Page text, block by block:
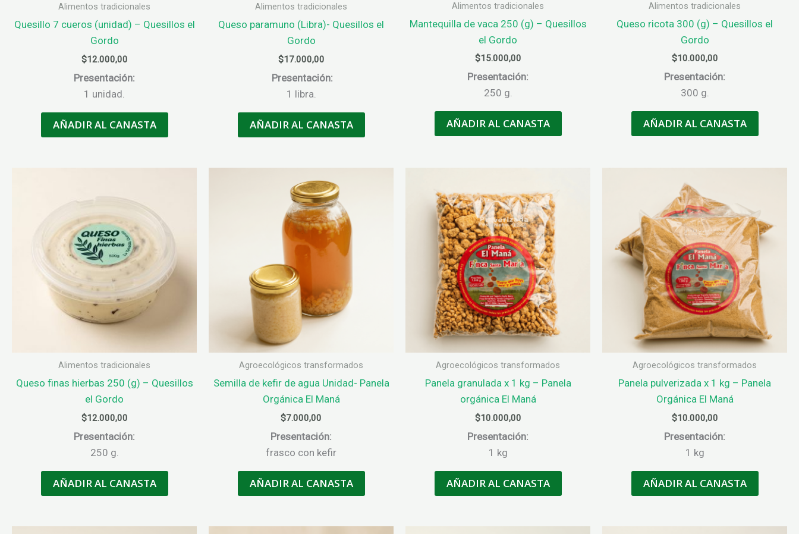
Alimentos tradicionales
Quesillo 7 cueros (unidad) – Quesillos el
Gordo
$12.000,00
Presentación:
1 unidad.
AÑADIR AL CANASTA
Alimentos tradicionales
Queso paramuno (Libra)- Quesillos el
Gordo
$17.000,00
Presentación:
1 libra.
AÑADIR AL CANASTA
Alimentos tradicionales
Mantequilla de vaca 250 (g) – Quesillos
el Gordo
$15.000,00
Presentación:
250 g.
AÑADIR AL CANASTA
Alimentos tradicionales
Queso ricota 300 (g) – Quesillos el
Gordo
$10.000,00
Presentación:
300 g.
AÑADIR AL CANASTA
Alimentos tradicionales
Queso finas hierbas 250 (g) – Quesillos
el Gordo
$12.000,00
Presentación:
250 g.
AÑADIR AL CANASTA
Agroecológicos transformados
Semilla de kefir de agua Unidad- Panela
Orgánica El Maná
$7.000,00
Presentación:
frasco con kefir
AÑADIR AL CANASTA
Agroecológicos transformados
Panela granulada x 1 kg – Panela
orgánica El Maná
$10.000,00
Presentación:
1 kg
AÑADIR AL CANASTA
Agroecológicos transformados
Panela pulverizada x 1 kg – Panela
Orgánica El Maná
$10.000,00
Presentación:
1 kg
AÑADIR AL CANASTA